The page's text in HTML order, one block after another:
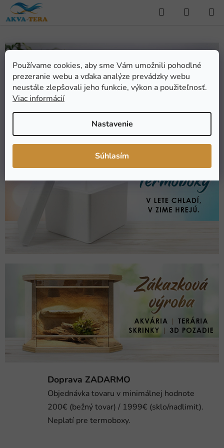
Používame cookies, aby sme Vám umožnili pohodlné
prezeranie webu a vďaka analýze prevádzky webu
neustále zlepšovali jeho funkcie, výkon a použiteľnosť.
Viac informácií
Nastavenie
Súhlasím
Prejsť
na
Hľadať
A
k
v
á
a
,
e
á
Predchádzajúce
Doprava ZADARMO
Objednávka tovaru v minimálnej hodnote
200€ (bežný tovar) / 1999€ (sklo/nadlimit).
Neplatí pre termoboxy.